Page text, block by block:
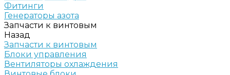
Фитинги
Генераторы азота
Запчасти к винтовым
Назад
Запчасти к винтовым
Блоки управления
Вентиляторы охлаждения